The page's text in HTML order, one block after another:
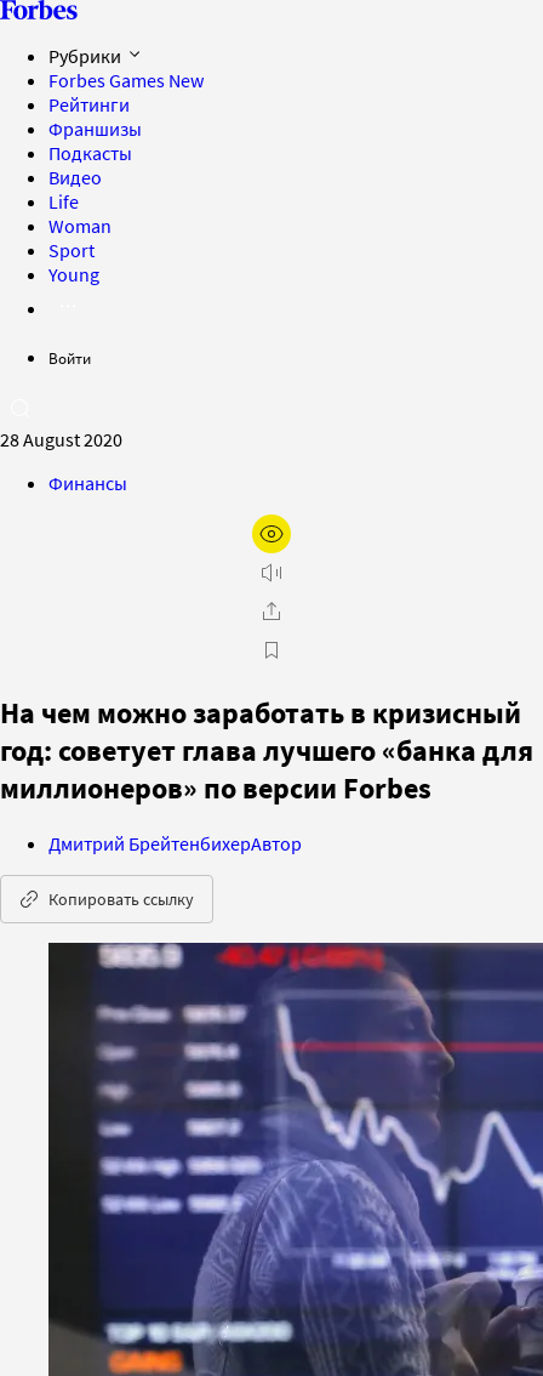
Рубрики
Forbes Games New
Рейтинги
Франшизы
Подкасты
Видео
Life
Woman
Sport
Young
Войти
28 August 2020
Финансы
На чем можно заработать в кризисный
год: советует глава лучшего «банка для
миллионеров» по версии Forbes
Дмитрий БрейтенбихерАвтор
Копировать ссылку